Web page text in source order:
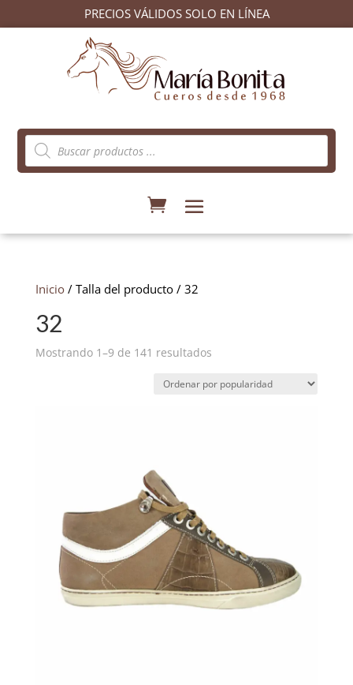
PRECIOS VÁLIDOS SOLO EN LÍNEA
Búsqueda
de
productos
Inicio/ Talla del producto / 32
32
Mostrando 1–9 de 141 resultadosOrdenado
popularidad